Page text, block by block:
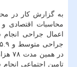
به گزارش كار در
محاسبات اقتصادی و
تامین اجتماعی